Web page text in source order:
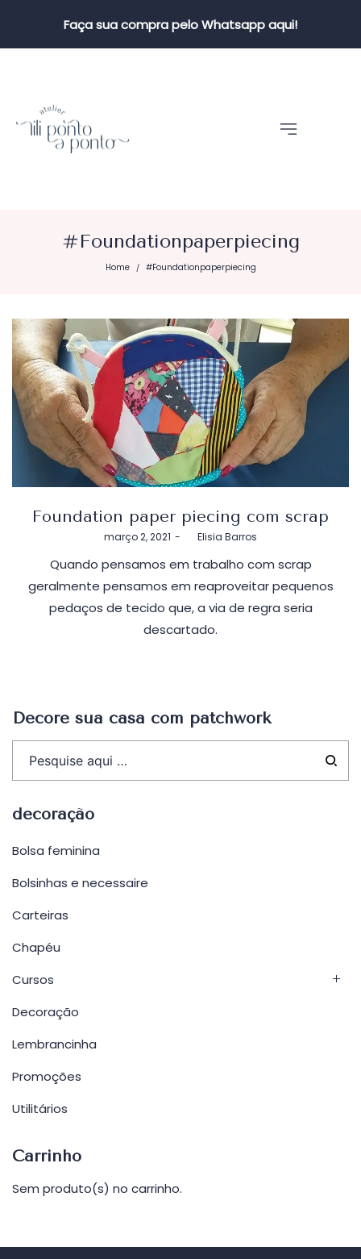
Faça sua compra pelo Whatsapp aqui!
#Foundationpaperpiecing
Home / #Foundationpaperpiecing
Foundation paper piecing com scrap
Postado
março 2, 2021 byElisia Barros
Quando pensamos em trabalho com scrap
geralmente pensamos em reaproveitar pequenos
pedaços de tecido que, a via de regra seria
descartado.
Decore sua casa com patchwork
decoração
Bolsa feminina
Bolsinhas e necessaire
Carteiras
Chapéu
Cursos
Decoração
Lembrancinha
Promoções
Utilitários
Carrinho
Sem produto(s) no carrinho.